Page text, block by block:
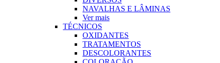
NAVALHAS E LÂMINAS
Ver mais
TÉCNICOS
OXIDANTES
TRATAMENTOS
DESCOLORANTES